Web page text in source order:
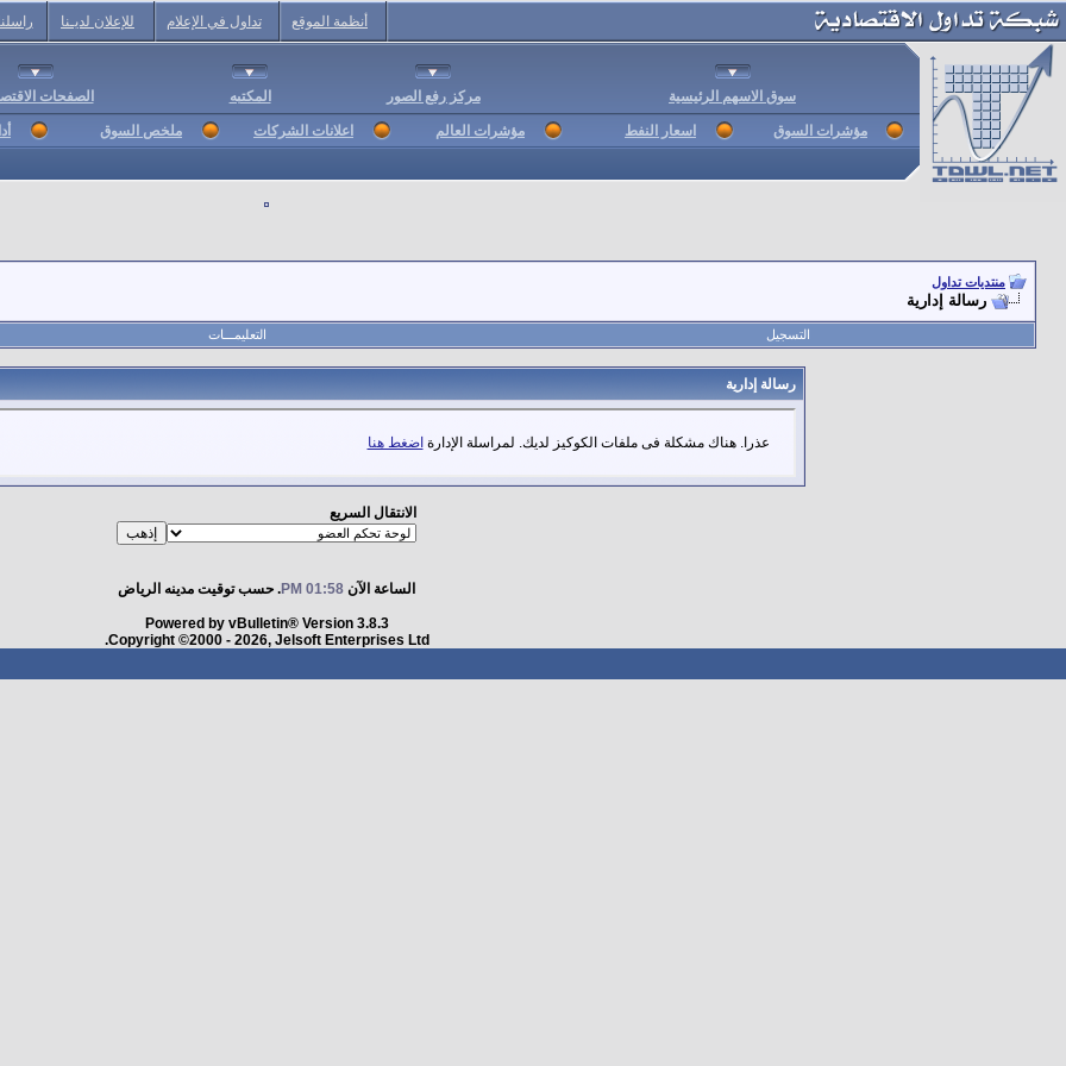
أنظمة الموقع تداول في الإعلام للإعلان لديـنا
سوق الاسهم الرئيسية مركز رفع الصور المكتبه الصفحات
مؤشرات السوق اسعار النفط مؤشرات العالم اعلانات الشركات ملخص السوق
منتديات تداول
رسالة إدارية
التسجيل التعليمـــات
رسالة إدارية
عذرا. هناك مشكلة فى ملفات الكوكيز لديك. لمراسلة الإدارة اضغط هنا
الانتقال السريع
الساعة الآن 01:58 PM . حسب توقيت مدينه الرياض
Powered by vBulletin® Version 3.8.3
Copyright ©2000 - 2026, Jelsoft Enterprises Ltd.